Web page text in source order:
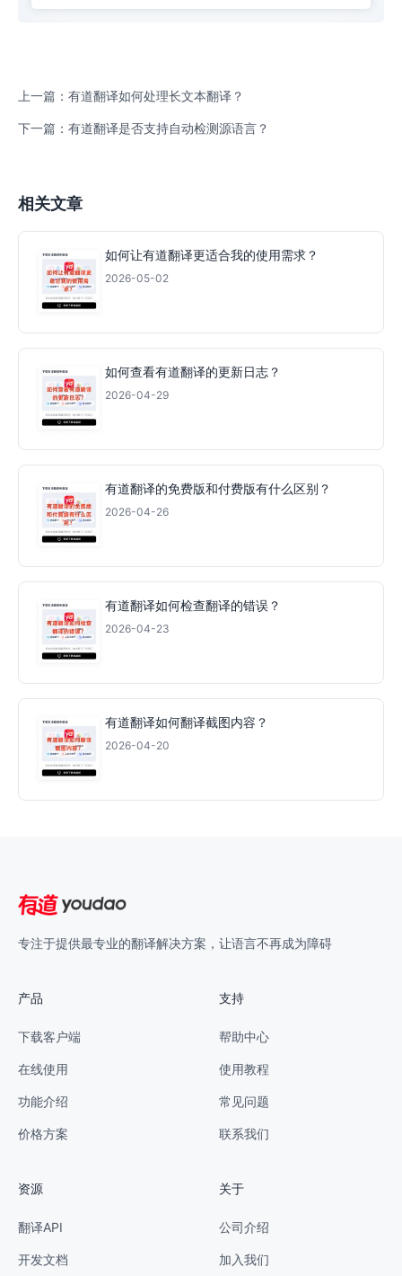
上一篇：有道翻译如何处理长文本翻译？
下一篇：有道翻译是否支持自动检测源语言？
相关文章
如何让有道翻译更适合我的使用需求？
2026-05-02
如何查看有道翻译的更新日志？
2026-04-29
有道翻译的免费版和付费版有什么区别？
2026-04-26
有道翻译如何检查翻译的错误？
2026-04-23
有道翻译如何翻译截图内容？
2026-04-20
专注于提供最专业的翻译解决方案，让语言不再成为障碍
产品
下载客户端
在线使用
功能介绍
价格方案
支持
帮助中心
使用教程
常见问题
联系我们
资源
翻译API
开发文档
关于
公司介绍
加入我们